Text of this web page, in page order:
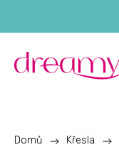
Domů / Křesla /